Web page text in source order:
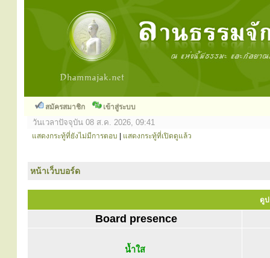
สมัครสมาชิก เข้าสู่ระบบ
วันเวลาปัจจุบัน 08 ส.ค. 2026, 09:41
แสดงกระทู้ที่ยังไม่มีการตอบ แสดงกระทู้ที่เปิดดูแล้ว
หน้าเว็บบอร์ด
ดูป
Board presence
น้ำใส